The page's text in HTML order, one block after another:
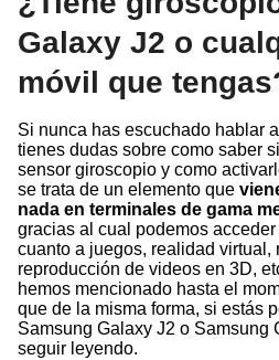
Galaxy J2 o
móvil que
Si nunca has escuchado hablar
tienes dudas sobre como saber
sensor giroscopio y como
se trata de un elemento que
nada en terminales de gama
gracias al cual podemos
cuanto a juegos, realidad virtual,
reproducción de videos en 3D,
hemos mencionado hasta el
que de la misma forma, si estás
Samsung Galaxy J2 o Samsung
seguir leyendo.